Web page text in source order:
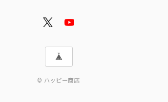
© ハッピー商店